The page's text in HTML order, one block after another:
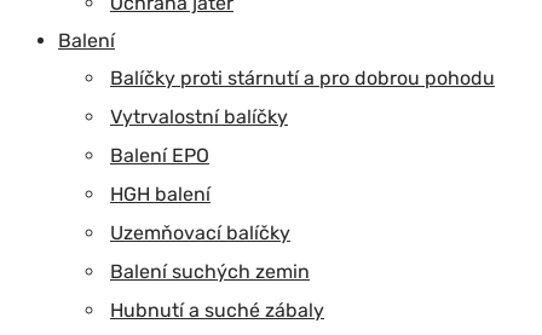
Balení
Balíčky proti stárnutí a pro dobrou pohodu
Vytrvalostní balíčky
Balení EPO
HGH balení
Uzemňovací balíčky
Balení suchých zemin
Hubnutí a suché zábaly